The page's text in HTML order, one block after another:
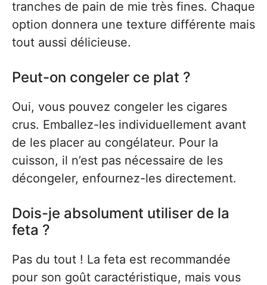
tranches de pain de mie très fines. Chaque
option donnera une texture différente mais
tout aussi délicieuse.
Peut-on congeler ce plat ?
Oui, vous pouvez congeler les cigares
crus. Emballez-les individuellement avant
de les placer au congélateur. Pour la
cuisson, il n’est pas nécessaire de les
décongeler, enfournez-les directement.
Dois-je absolument utiliser de la
feta ?
Pas du tout ! La feta est recommandée
pour son goût caractéristique, mais vous